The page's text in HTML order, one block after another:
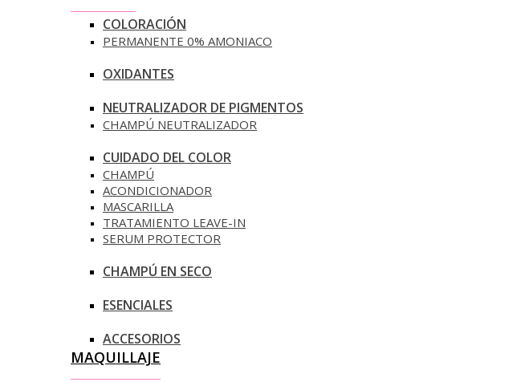
COLORACIÓN
PERMANENTE 0% AMONIACO
OXIDANTES
NEUTRALIZADOR DE PIGMENTOS
CHAMPÚ NEUTRALIZADOR
CUIDADO DEL COLOR
CHAMPÚ
ACONDICIONADOR
MASCARILLA
TRATAMIENTO LEAVE-IN
SERUM PROTECTOR
CHAMPÚ EN SECO
ESENCIALES
ACCESORIOS
MAQUILLAJE